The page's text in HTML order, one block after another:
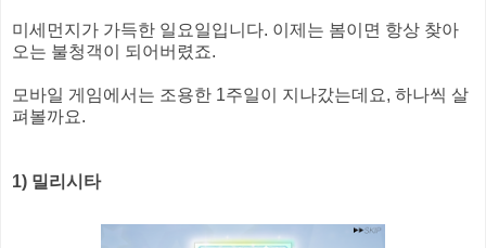
미세먼지가 가득한 일요일입니다. 이제는 봄이면 항상 찾아
오는 불청객이 되어버렸죠.
모바일 게임에서는 조용한 1주일이 지나갔는데요, 하나씩 살
펴볼까요.
1) 밀리시타